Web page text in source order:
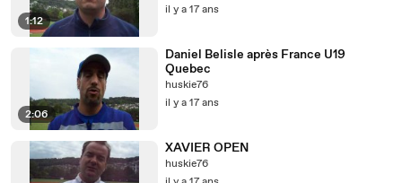
1:12
il y a 17 ans
2:06
Daniel Belisle après France U19
Quebec
huskie76
il y a 17 ans
XAVIER OPEN
huskie76